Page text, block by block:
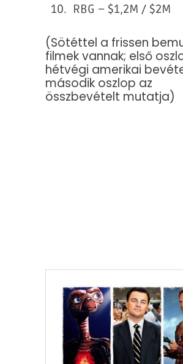
RBG – $1,2M / $2M
(Sötéttel a frissen
filmek vannak; első
hétvégi amerikai
második oszlop az
összbevételt mutatja)